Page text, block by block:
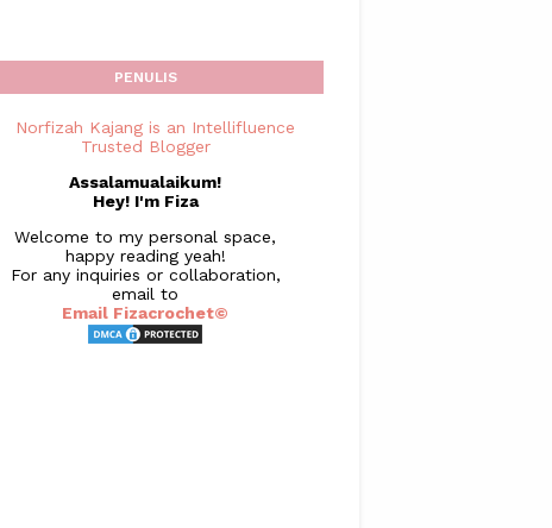
PENULIS
Assalamualaikum!
Hey! I'm Fiza
Welcome to my personal space,
happy reading yeah!
For any inquiries or collaboration,
email to
Email Fizacrochet©